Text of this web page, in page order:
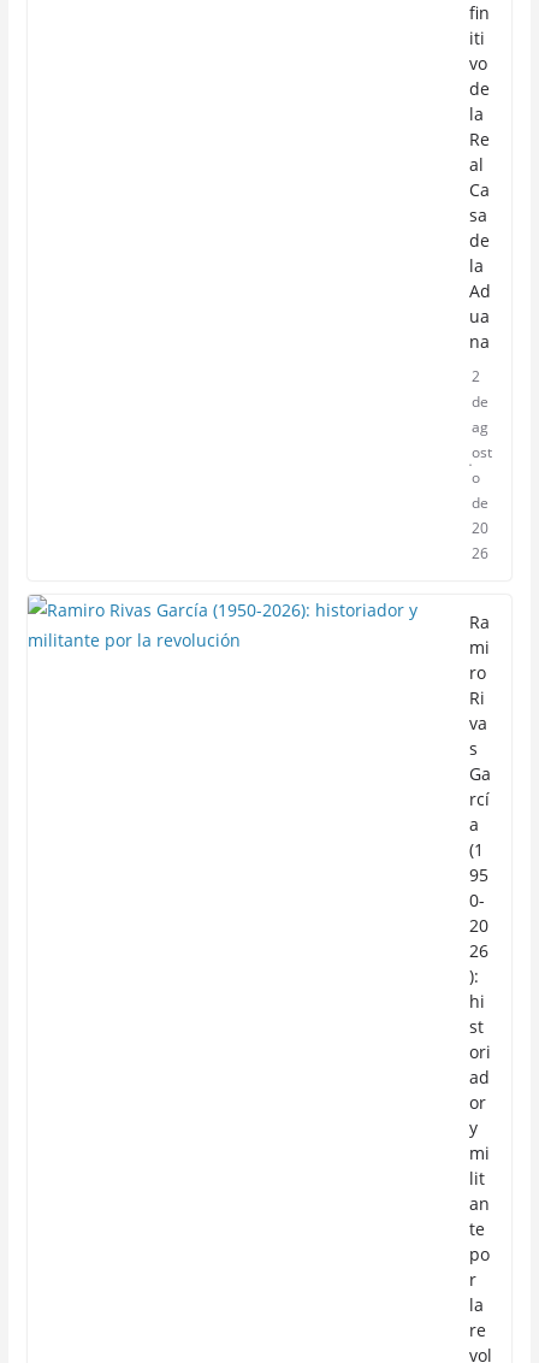
fin
iti
vo
de
la
Re
al
Ca
sa
de
la
Ad
ua
na
2
de
ag
ost
o
de
20
26
Ra
mi
ro
Ri
va
s
Ga
rcí
a
(1
95
0-
20
26
):
hi
st
ori
ad
or
y
mi
lit
an
te
po
r
la
re
vol